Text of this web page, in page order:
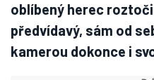
oblíbený herec
předvídavý, sám od
kamerou dokonce i